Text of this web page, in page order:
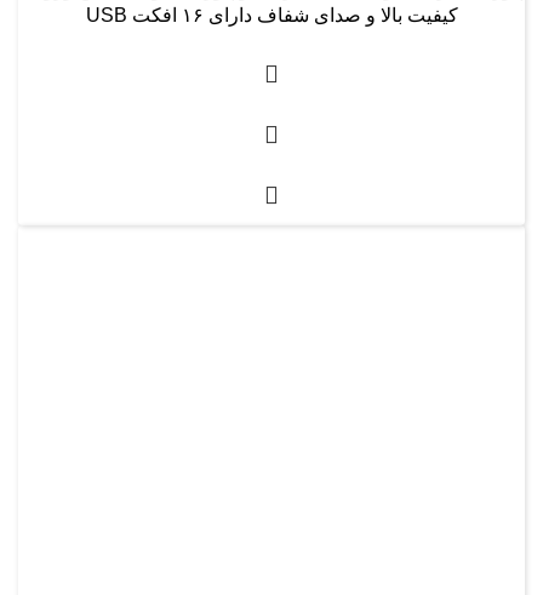
کیفیت بالا و صدای شفاف دارای ۱۶ افکت USB